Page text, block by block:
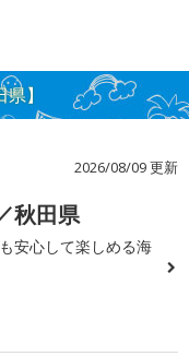
】
2026/08/09 更新
秋田県
安心して楽しめる海